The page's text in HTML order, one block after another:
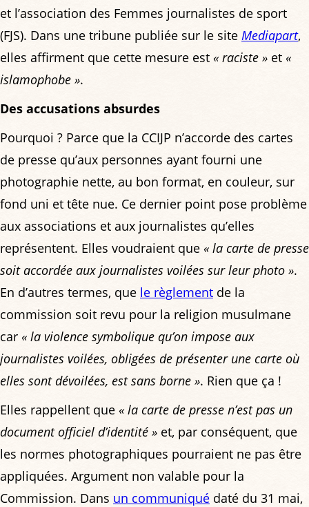
et l’association des Femmes journalistes de sport
(FJS). Dans une tribune publiée sur le site Mediapart,
elles affirment que cette mesure est « raciste » et «
islamophobe ».
Des accusations absurdes
Pourquoi ? Parce que la CCIJP n’accorde des cartes
de presse qu’aux personnes ayant fourni une
photographie nette, au bon format, en couleur, sur
fond uni et tête nue. Ce dernier point pose problème
aux associations et aux journalistes qu’elles
représentent. Elles voudraient que « la carte de presse
soit accordée aux journalistes voilées sur leur photo ».
En d’autres termes, que le règlement de la
commission soit revu pour la religion musulmane
car « la violence symbolique qu’on impose aux
journalistes voilées, obligées de présenter une carte où
elles sont dévoilées, est sans borne ». Rien que ça !
Elles rappellent que « la carte de presse n’est pas un
document officiel d’identité » et, par conséquent, que
les normes photographiques pourraient ne pas être
appliquées. Argument non valable pour la
Commission. Dans un communiqué daté du 31 mai,